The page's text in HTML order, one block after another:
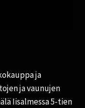
ja
ja vaunujen
Iisalmessa 5-tien